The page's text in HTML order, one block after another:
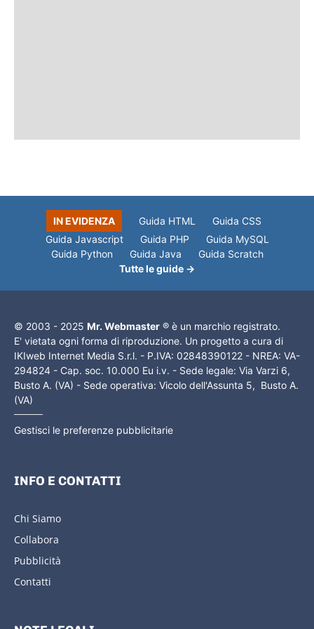
IN EVIDENZA Guida HTML
Guida CSS
Guida Javascript
Guida PHP
Guida MySQL
Guida Python
Guida Java
Guida Scratch
Tutte le guide →
© 2003 - 2025 Mr. Webmaster ® è un marchio registrato.
E' vietata ogni forma di riproduzione. Un progetto a cura di
IKIweb Internet Media S.r.l. - P.IVA: 02848390122 - NREA: VA-
294824 - Cap. soc. 10.000 Eu i.v. - Sede legale: Via Varzi 6,
Busto A. (VA) - Sede operativa: Vicolo dell'Assunta 5, Busto A.
(VA)
Gestisci le preferenze pubblicitarie
INFO E CONTATTI
Chi Siamo
Collabora
Pubblicità
Contatti